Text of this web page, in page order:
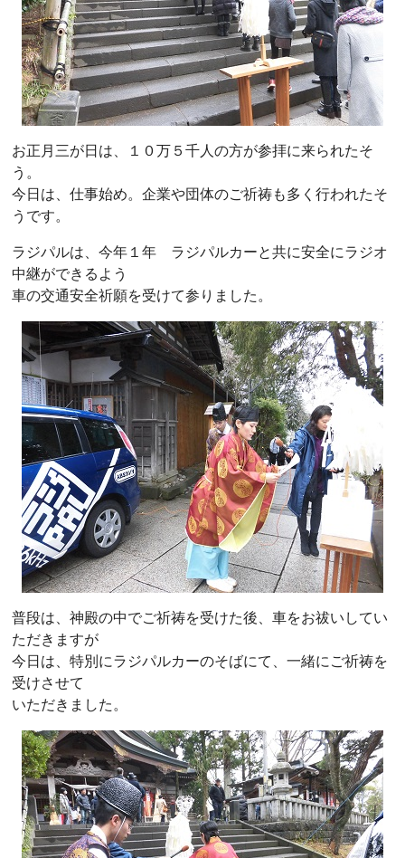
お正月三が日は、１０万５千人の方が参拝に来られたそ
う。
今日は、仕事始め。企業や団体のご祈祷も多く行われたそ
うです。
ラジパルは、今年１年 ラジパルカーと共に安全にラジオ
中継ができるよう
車の交通安全祈願を受けて参りました。
普段は、神殿の中でご祈祷を受けた後、車をお祓いしてい
ただきますが
今日は、特別にラジパルカーのそばにて、一緒にご祈祷を
受けさせて
いただきました。